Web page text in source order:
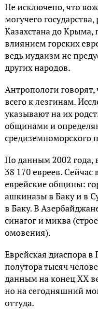
Не исключено, что
могучего
Казахстана до
влиянием горских
ведь иудаизм не
других народов.
Антропологи
всего к лезгинам.
указывают на их
общинами и
средиземноморского
По данным 2002 года,
38 170 евреев. Сейчас
еврейские общины:
ашкиназы в Баку и в
в Баку. В
синагог и миква
омовения).
Еврейская диаспора в
полутора тысяч
данным на конец XX
но на сегодняшний
оттуда.